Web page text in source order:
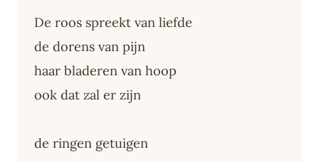
De roos spreekt van liefde
de dorens van pijn
haar bladeren van hoop
ook dat zal er zijn
de ringen getuigen